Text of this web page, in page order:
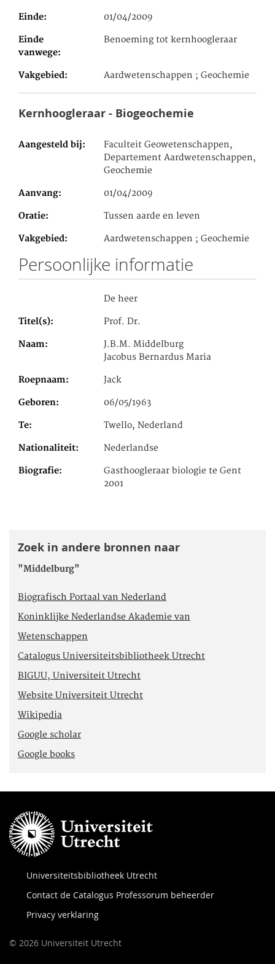
Einde 01/04/2009
Einde
vanwege
Benoeming tot kernhoogleraar
Vakgebied Aardwetenschappen ; Geochemie
Kernhoogleraar - Biogeochemie
Aangesteld bij
Faculteit Geowetenschappen,
Departement Aardwetenschappen,
Geochemie
Aanvang 01/04/2009
Oratie Tussen aarde en leven
Vakgebied Aardwetenschappen ; Geochemie
Persoonlijke informatie
De heer
Titel(s) Prof. Dr.
Naam
J.B.M. Middelburg
Jacobus Bernardus Maria
Roepnaam Jack
Geboren 06/05/1963
Te Twello, Nederland
Nationaliteit Nederlandse
Biografie
Gasthoogleraar biologie te Gent
2001
Zoek in andere bronnen naar
"Middelburg"
Biografisch Portaal van Nederland
Koninklijke Nederlandse Akademie van
Wetenschappen
Catalogus Universiteitsbibliotheek Utrecht
BIGUU, Universiteit Utrecht
Website Universiteit Utrecht
Wikipedia
Google scholar
Google books
Universiteitsbibliotheek Utrecht
Contact de Catalogus Professorum beheerder
Privacy verklaring
© 2026 Universiteit Utrecht